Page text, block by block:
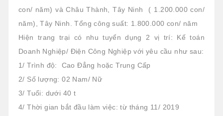
con/ năm) và Châu Thành, Tây Ninh ( 1.200.000 con/
năm), Tây Ninh. Tổng công suất: 1.800.000 con/ năm
Hiện trang trại có nhu tuyển dụng 2 vị trí: Kế toán
Doanh Nghiệp/ Điện Công Nghiệp với yêu cầu như sau:
1/ Trình độ: Cao Đẳng hoặc Trung Cấp
2/ Số lượng: 02 Nam/ Nữ
3/ Tuổi: dưới 40 t
4/ Thời gian bắt đầu làm việc: từ tháng 11/ 2019